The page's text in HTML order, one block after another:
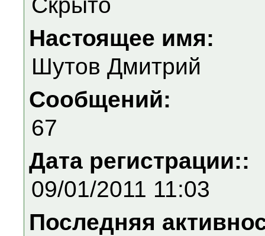
Настоящее имя:
Шутов Дмитрий
Сообщений:
67
Дата регистрации::
09/01/2011 11:03
Последняя